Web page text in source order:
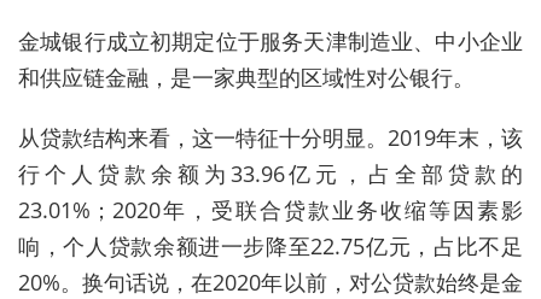
金城银行成立初期定位于服务天津制造业、中小企业
和供应链金融，是一家典型的区域性对公银行。
从贷款结构来看，这一特征十分明显。2019年末，该
行个人贷款余额为33.96亿元，占全部贷款的
23.01%；2020年，受联合贷款业务收缩等因素影
响，个人贷款余额进一步降至22.75亿元，占比不足
20%。换句话说，在2020年以前，对公贷款始终是金